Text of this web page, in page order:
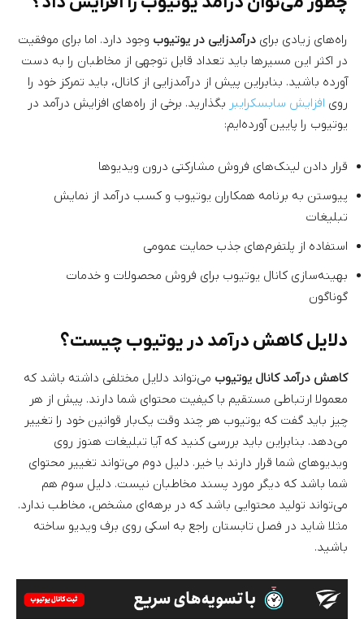
راه‌های زیادی برای درآمدزایی در یوتیوب وجود دارد. اما برای موفقیت
در اکثر این مسیرها باید تعداد قابل توجهی از مخاطبان را به دست
آورده باشید. بنابراین پیش از درآمدزایی از کانال، باید تمرکز خود را
روی افزایش سابسکرایبر بگذارید. برخی از راه‌های افزایش درآمد در
یوتیوب را پایین آورده‌ایم:
قرار دادن لینک‌های فروش مشارکتی درون ویدیوها
پیوستن به برنامه همکاران یوتیوب و کسب درآمد از نمایش
تبلیغات
استفاده از پلتفرم‌های جذب حمایت عمومی
بهینه‌سازی کانال یوتیوب برای فروش محصولات و خدمات
گوناگون
دلایل کاهش درآمد در یوتیوب چیست؟
کاهش درآمد کانال یوتیوب می‌تواند دلایل مختلفی داشته باشد که
معمولا ارتباطی مستقیم با کیفیت محتوای شما دارند. پیش از هر
چیز باید گفت که یوتیوب هر چند وقت یک‌بار قوانین خود را تغییر
می‌دهد. بنابراین باید بررسی کنید که آیا تبلیغات هنوز روی
ویدیوهای شما قرار دارند یا خیر. دلیل دوم می‌تواند تغییر محتوای
شما باشد که دیگر مورد پسند مخاطبان نیست. دلیل سوم هم
می‌تواند تولید محتوایی باشد که در برهه‌ای مشخص، مخاطب ندارد.
مثلا شاید در فصل تابستان راجع به اسکی روی برف ویدیو ساخته
باشید.